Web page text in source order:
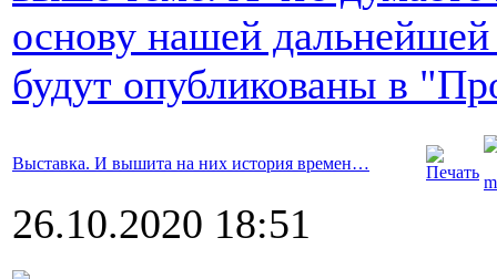
основу нашей
будут опубликованы в
Выставка. И вышита на них история времен…
26.10.2020 18:51